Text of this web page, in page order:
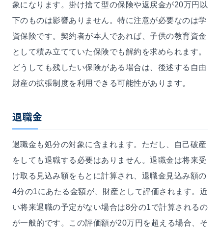
象になります。掛け捨て型の保険や返戻金が20万円以
下のものは影響ありません。特に注意が必要なのは学
資保険です。契約者が本人であれば、子供の教育資金
として積み立てていた保険でも解約を求められます。
どうしても残したい保険がある場合は、後述する自由
財産の拡張制度を利用できる可能性があります。
退職金
退職金も処分の対象に含まれます。ただし、自己破産
をしても退職する必要はありません。退職金は将来受
け取る見込み額をもとに計算され、退職金見込み額の
4分の1にあたる金額が、財産として評価されます。近
い将来退職の予定がない場合は8分の1で計算されるの
が一般的です。この評価額が20万円を超える場合、そ